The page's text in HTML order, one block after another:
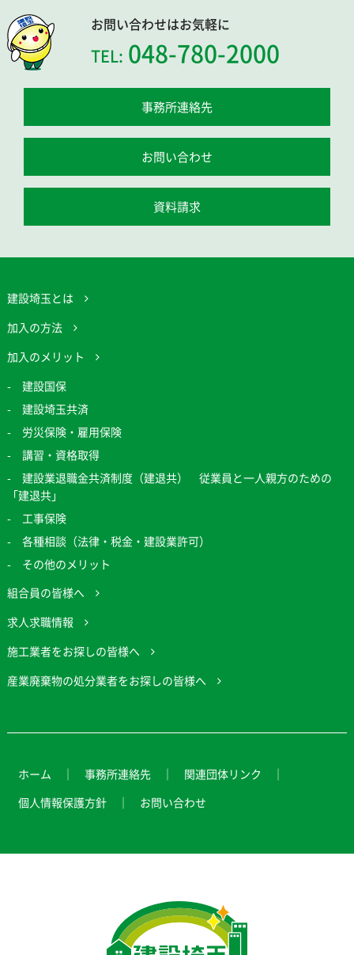
お問い合わせはお気軽に
TEL: 048-780-2000
事務所連絡先
お問い合わせ
資料請求
建設埼玉とは
加入の方法
加入のメリット
建設国保
建設埼玉共済
労災保険・雇用保険
講習・資格取得
建設業退職金共済制度（建退共） 従業員と一人親方のための
「建退共」
工事保険
各種相談（法律・税金・建設業許可）
その他のメリット
組合員の皆様へ
求人求職情報
施工業者をお探しの皆様へ
産業廃棄物の処分業者をお探しの皆様へ
ホーム 事務所連絡先
関連団体リンク
個人情報保護方針
お問い合わせ